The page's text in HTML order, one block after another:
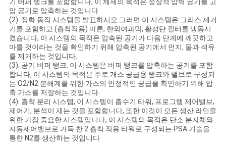
견
적
요
청
NEWS
기 버퍼 탱크를 포함합니다, 이 체제의 목적은 정상적 압력 공기를 고
압 공기로 압축하는 것입니다.
(2). 정화 동작 시스템을 발표하시오 그러면 이 시스템은 그리스 제거
기를 포함하고 (흡착작용) 마른, 한외여과막, 활성탄 필터를 냉동시
켰습니다, 이 시스템의 목적은 압축된 공기가 다음 단계에 깨끗하고
마를 것이라는 것을 확인하기 위해 압축된 공기에서 먼지, 물과 석유
를 제거하는 것입니다.
(3). 공기 버퍼 탱크. 이 시스템은 버퍼 탱크를 압축하는 공기를 포함
합니다, 이 시스템의 목적은 주로 개스 공급용 탱크와 밸브로 구성되
는 O2/N2 분해계를 위한 가스의 안정적인 공급을 확인하기 위해 압
축 가스를 저장하는 것입니다.
(4). 흡착 분리 시스템, 이 시스템이 흡수기 타워, 프로그램 제어밸브,
제어기, 분석이 재는 것을 포함합니다, 또한 이것이 모든 생산 라인을
위한 가장 중요한 시스템입니다, 이 시스템의 목적은 탄소 분자체와
자동제어밸브로 가득 찬 2 흡착 작용 타워로 구성되는 PSA 기술을
통한 N2를 생산하는 것입니다